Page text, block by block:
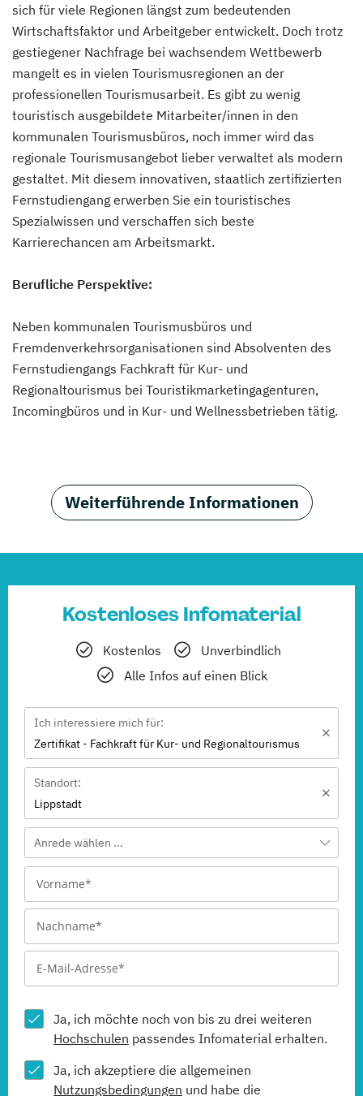
sich für viele Regionen längst zum bedeutenden
Wirtschaftsfaktor und Arbeitgeber entwickelt. Doch trotz
gestiegener Nachfrage bei wachsendem Wettbewerb
mangelt es in vielen Tourismusregionen an der
professionellen Tourismusarbeit. Es gibt zu wenig
touristisch ausgebildete Mitarbeiter/innen in den
kommunalen Tourismusbüros, noch immer wird das
regionale Tourismusangebot lieber verwaltet als modern
gestaltet. Mit diesem innovativen, staatlich zertifizierten
Fernstudiengang erwerben Sie ein touristisches
Spezialwissen und verschaffen sich beste
Karrierechancen am Arbeitsmarkt.
Berufliche Perspektive:
Neben kommunalen Tourismusbüros und
Fremdenverkehrsorganisationen sind Absolventen des
Fernstudiengangs Fachkraft für Kur- und
Regionaltourismus bei Touristikmarketingagenturen,
Incomingbüros und in Kur- und Wellnessbetrieben tätig.
Weiterführende Informationen
Kostenloses Infomaterial
Kostenlos
Unverbindlich
Alle Infos auf einen Blick
Ich interessiere mich für:
Zertifikat - Fachkraft für Kur- und Regionaltourismus
Standort:
Lippstadt
Anrede wählen ...
Ja, ich möchte noch von bis zu drei weiteren
Hochschulen passendes Infomaterial erhalten.
Ja, ich akzeptiere die allgemeinen
Nutzungsbedingungen und habe die